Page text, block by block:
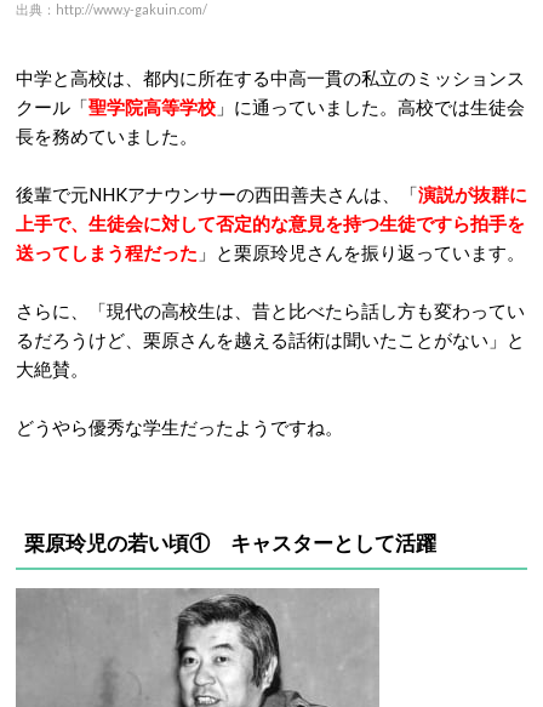
出典：http://www.y-gakuin.com/
中学と高校は、都内に所在する中高一貫の私立のミッションス
クール「聖学院高等学校 」に通っていました。高校では生徒会
長を務めていました。
後輩で元NHKアナウンサーの西田善夫さんは、「演説が抜群に
上手で、生徒会に対して否定的な意見を持つ生徒ですら拍手を
送ってしまう程だった 」と栗原玲児さんを振り返っています。
さらに、「現代の高校生は、昔と比べたら話し方も変わってい
るだろうけど、栗原さんを越える話術は聞いたことがない」と
大絶賛。
どうやら優秀な学生だったようですね。
栗原玲児の若い頃① キャスターとして活躍